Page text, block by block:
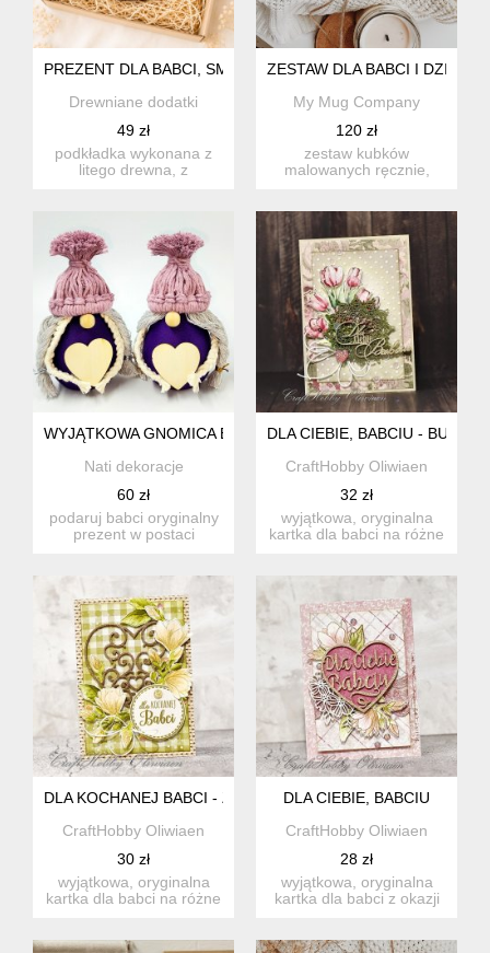
PREZENT DLA BABCI, SMACZNEJ KAWUSI, PODSTAWKA Z
Drewniane dodatki
49 zł
podkładka wykonana z
litego drewna, z
ZESTAW DLA BABCI I
My Mug Company
120 zł
zestaw kubków
malowanych ręcznie,
WYJĄTKOWA GNOMICA BABCIA
Nati dekoracje
60 zł
podaruj babci oryginalny
prezent w postaci
DLA CIEBIE, BABCIU - BUKIET
CraftHobby Oliwiaen
32 zł
wyjątkowa, oryginalna
kartka dla babci na różne
DLA KOCHANEJ BABCI - Z SERCEM
CraftHobby Oliwiaen
30 zł
wyjątkowa, oryginalna
kartka dla babci na różne
DLA CIEBIE, BABCIU
CraftHobby Oliwiaen
28 zł
wyjątkowa, oryginalna
kartka dla babci z okazji